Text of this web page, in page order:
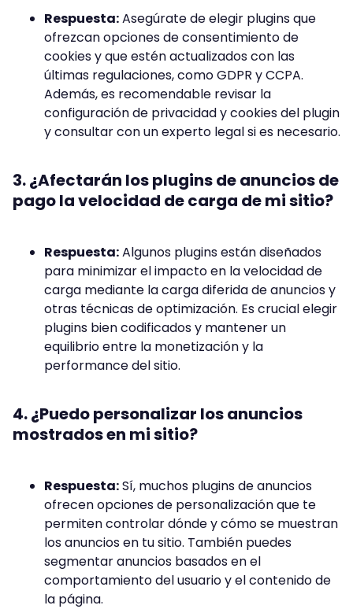
Respuesta:Asegúrate de elegir plugins que
ofrezcan opciones de consentimiento de
cookies y que estén actualizados con las
últimas regulaciones, como GDPR y CCPA.
Además, es recomendable revisar la
configuración de privacidad y cookies del plugin
y consultar con un experto legal si es necesario.
3. ¿Afectarán los plugins de anuncios de
pago la velocidad de carga de mi sitio?
Respuesta:Algunos plugins están diseñados
para minimizar el impacto en la velocidad de
carga mediante la carga diferida de anuncios y
otras técnicas de optimización. Es crucial elegir
plugins bien codificados y mantener un
equilibrio entre la monetización y la
performance del sitio.
4. ¿Puedo personalizar los anuncios
mostrados en mi sitio?
Respuesta:Sí, muchos plugins de anuncios
ofrecen opciones de personalización que te
permiten controlar dónde y cómo se muestran
los anuncios en tu sitio. También puedes
segmentar anuncios basados en el
comportamiento del usuario y el contenido de
la página.